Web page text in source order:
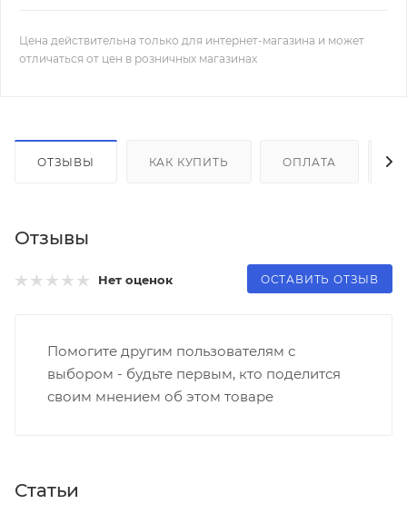
Цена действительна только для интернет-магазина и может
отличаться от цен в розничных магазинах
ОТЗЫВЫ КАК КУПИТЬ ОПЛАТА
Отзывы
Нет оценок ОСТАВИТЬ ОТЗЫВ
Помогите другим пользователям с
выбором - будьте первым, кто поделится
своим мнением об этом товаре
Статьи